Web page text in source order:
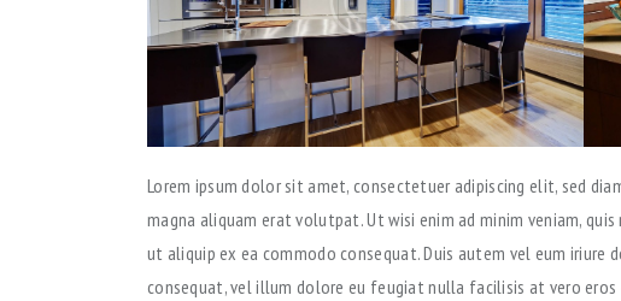
Lorem ipsum dolor sit amet, consectetuer adipiscing elit, sed
magna aliquam erat volutpat. Ut wisi enim ad minim veniam,
ut aliquip ex ea commodo consequat. Duis autem vel eum
consequat, vel illum dolore eu feugiat nulla facilisis at vero